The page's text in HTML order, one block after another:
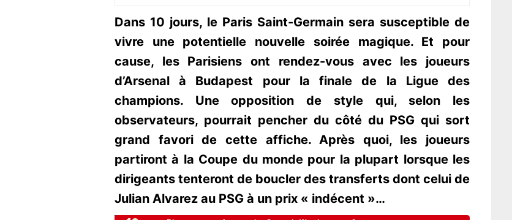
Dans 10 jours, le Paris Saint-Germain sera susceptible de
vivre une potentielle nouvelle soirée magique. Et pour
cause, les Parisiens ont rendez-vous avec les joueurs
d’Arsenal à Budapest pour la finale de la Ligue des
champions. Une opposition de style qui, selon les
observateurs, pourrait pencher du côté du PSG qui sort
grand favori de cette affiche. Après quoi, les joueurs
partiront à la Coupe du monde pour la plupart lorsque les
dirigeants tenteront de boucler des transferts dont celui de
Julian Alvarez au PSG à un prix « indécent »…